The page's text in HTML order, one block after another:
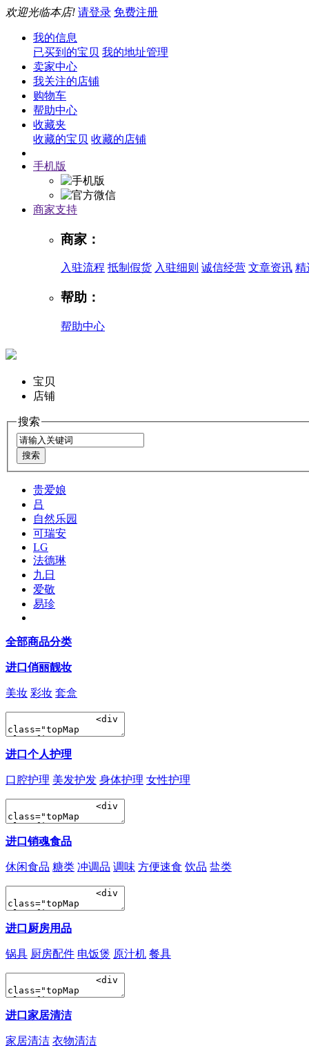
欢迎光临本店! 请登录 免费注册
我的信息
已买到的宝贝 我的地址管理
卖家中心
我关注的店铺
购物车
帮助中心
收藏夹
收藏的宝贝 收藏的店铺
手机版
商家支持
商家：
入驻流程 抵制假货 入驻细则 诚信经营 文章资讯 精
帮助：
帮助中心
宝贝
店铺
搜索
贵爱娘
吕
自然乐园
可瑞安
LG
法德琳
九日
爱敬
易珍
全部商品分类
进口俏丽靓妆
美妆 彩妆 套盒
进口个人护理
口腔护理 美发护发 身体护理 女性护理
进口销魂食品
休闲食品 糖类 冲调品 调味 方便速食 饮品 盐类
进口厨房用品
锅具 厨房配件 电饭煲 原汁机 餐具
进口家居清洁
家居清洁 衣物清洁